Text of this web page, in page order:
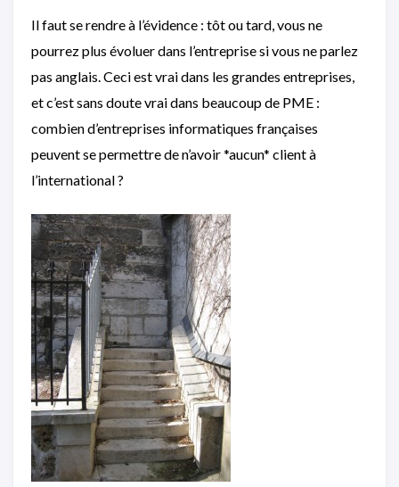
Il faut se rendre à l’évidence : tôt ou tard, vous ne
pourrez plus évoluer dans l’entreprise si vous ne parlez
pas anglais. Ceci est vrai dans les grandes entreprises,
et c’est sans doute vrai dans beaucoup de PME :
combien d’entreprises informatiques françaises
peuvent se permettre de n’avoir *aucun* client à
l’international ?